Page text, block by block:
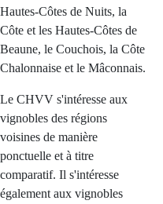
Hautes-Côtes de Nuits, la
Côte et les Hautes-Côtes de
Beaune, le Couchois, la Côte
Chalonnaise et le Mâconnais.
Le CHVV s'intéresse aux
vignobles des régions
voisines de manière
ponctuelle et à titre
comparatif. Il s'intéresse
également aux vignobles